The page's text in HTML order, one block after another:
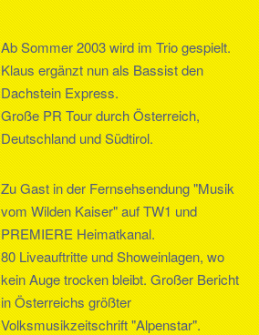
Ab Sommer 2003 wird im Trio gespielt.
Klaus ergänzt nun als Bassist den
Dachstein Express.
Große PR Tour durch Österreich,
Deutschland und Südtirol.
Zu Gast in der Fernsehsendung "Musik
vom Wilden Kaiser" auf TW1 und
PREMIERE Heimatkanal.
80 Liveauftritte und Showeinlagen, wo
kein Auge trocken bleibt. Großer Bericht
in Österreichs größter
Volksmusikzeitschrift "Alpenstar".